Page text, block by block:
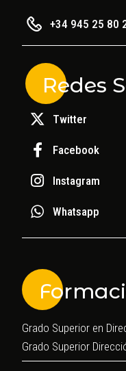
+34 945 25 80
Redes
Twitter
Facebook
Instagram
Whatsapp
Grado Superior en
Grado Superior